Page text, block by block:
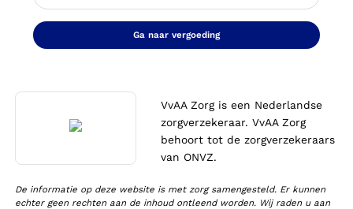
Ga naar vergoeding
VvAA Zorg is een Nederlandse
zorgverzekeraar. VvAA Zorg
behoort tot de zorgverzekeraars
van ONVZ.
De informatie op deze website is met zorg samengesteld. Er kunnen
echter geen rechten aan de inhoud ontleend worden. Wij raden u aan